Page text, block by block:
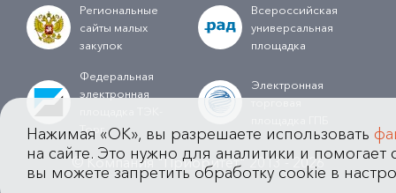
Региональные
сайты малых
закупок
Всероссийская
универсальная
площадка
Федеральная
электронная
Торг
Электронная
торговая
© Компания "Приоритет" 2013 - 2026
Нажимая «OK», вы разрешаете использовать
на сайте. Это нужно для аналитики и помогает
вы можете запретить обработку cookie в